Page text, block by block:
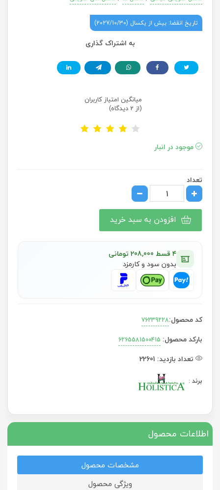
تاریخ انقضا: بیش از یکسال (2027/10/30)
به اشتراک گذاری
میانگین امتیاز کاربران
(از 2 دیدگاه)
موجود در انبار
تعداد
افزودن به سبد خرید
۴ قسط 208,000 تومانی
بدون سود و کارمزد
برند:
کد محصول:76239228
بارکد محصول: 6265581500415
تعداد بازدید: 22601
اطلاعات محصول
مشخصات محصول
ویژگی محصول